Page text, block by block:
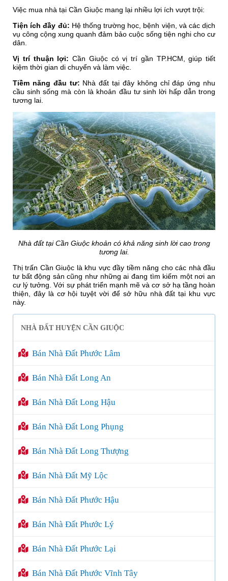
Việc mua nhà tại Cần Giuộc mang lại nhiều lợi ích vượt trội:
Tiện ích đầy đủ: Hệ thống trường học, bệnh viện, và các dịch
vụ công cộng xung quanh đảm bảo cuộc sống tiện nghi cho cư
dân.
Vị trí thuận lợi: Cần Giuộc có vị trí gần TP.HCM, giúp tiết
kiệm thời gian di chuyển và làm việc.
Tiềm năng đầu tư: Nhà đất tại đây không chỉ đáp ứng nhu
cầu sinh sống mà còn là khoản đầu tư sinh lời hấp dẫn trong
tương lai.
Nhà đất tại Cần Giuộc khoản có khả năng sinh lời cao trong
tương lai.
Thị trấn Cần Giuộc là khu vực đầy tiềm năng cho các nhà đầu
tư bất động sản cũng như những ai đang tìm kiếm một nơi an
cư lý tưởng. Với sự phát triển mạnh mẽ và cơ sở hạ tầng hoàn
thiện, đây là cơ hội tuyệt vời để sở hữu nhà đất tại khu vực
này.
NHÀ ĐẤT HUYỆN CẦN GIUỘC
Bán Nhà Đất Phước Lâm
Bán Nhà Đất Long An
Bán Nhà Đất Long Hậu
Bán Nhà Đất Long Phụng
Bán Nhà Đất Long Thượng
Bán Nhà Đất Mỹ Lộc
Bán Nhà Đất Phước Hậu
Bán Nhà Đất Phước Lý
Bán Nhà Đất Phước Lại
Bán Nhà Đất Phước Vĩnh Tây